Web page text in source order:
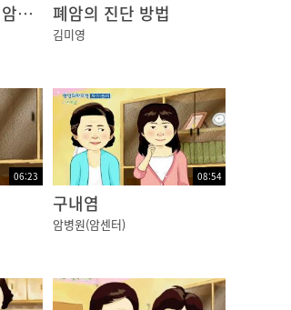
폐암의 조직검사와 암의 확산 폐암의 진단 방법
김미영
06:23 08:54
구내염
암병원(암센터)